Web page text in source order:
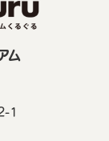
ム
1